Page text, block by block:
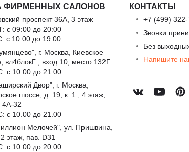
ФИРМЕННЫХ САЛОНОВ
проспект 36А, 3 этаж
с 09:00 до 20:00
с 10:00 до 19:00
г. Москва, Киевское
вл4блокГ , вход 10, место 132Г
c 10.00 до 21.00
Двор", г. Москва,
шоссе, д. 19, к. 1 , 4 этаж,
4А-32
c 10.00 до 21.00
Мелочей", ул. Пришвина,
этаж, пав. D31
c 10.00 до 20.00
КОНТАКТЫ
+7 (499)
Звонки
Без
Напишите